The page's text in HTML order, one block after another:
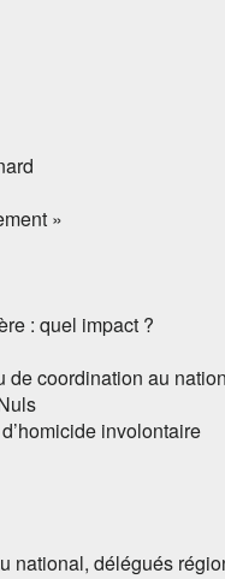
»
: quel impact ?
de coordination au
involontaire
national, délégués